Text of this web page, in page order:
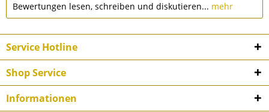
Bewertungen lesen, schreiben und diskutieren... mehr
Service Hotline
Shop Service
Informationen